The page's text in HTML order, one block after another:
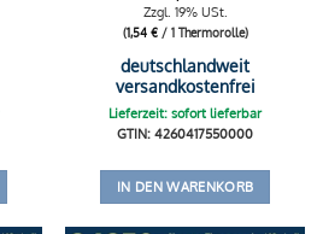
Zzgl. 19% USt.
(1,54 €/ 1 Thermorolle)
deutschlandweit
versandkostenfrei
Lieferzeit: sofort lieferbar
GTIN: 4260417550000
IN DEN WARENKORB